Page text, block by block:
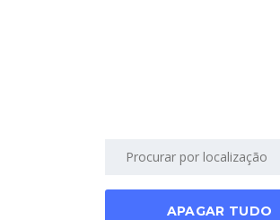
APAGAR TUDO